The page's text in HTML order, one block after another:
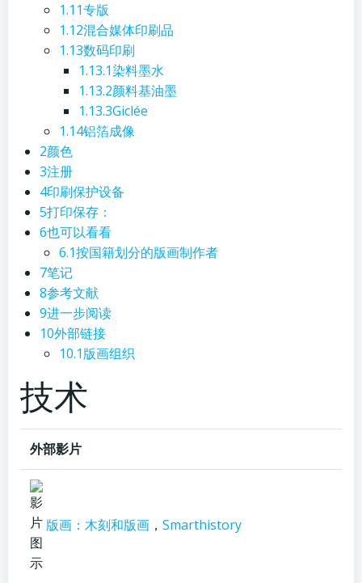
1.11专版
1.12混合媒体印刷品
1.13数码印刷
1.13.1染料墨水
1.13.2颜料基油墨
1.13.3Giclée
1.14铝箔成像
2颜色
3注册
4印刷保护设备
5打印保存：
6也可以看看
6.1按国籍划分的版画制作者
7笔记
8参考文献
9进一步阅读
10外部链接
10.1版画组织
技术
外部影片
版画：木刻和版画 ， Smarthistory